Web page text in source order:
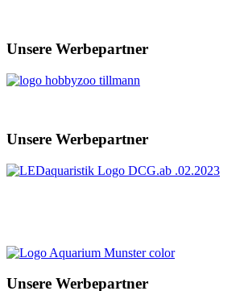
Unsere Werbepartner
Unsere Werbepartner
Unsere Werbepartner